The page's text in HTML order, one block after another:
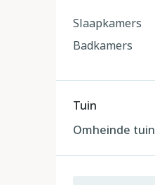
Slovenië
Zwitserland
Slaapkamers
Badkamers
Tuin
Omheinde tuin